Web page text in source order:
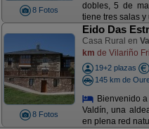
8 Fotos
dobles, 5 de
tiene tres salas y
8 Fotos
Eido Das
Casa Rural en
km de Vilariño
19+2 plazas
145 km de
Bienvenido
Valdín, una
en plena red